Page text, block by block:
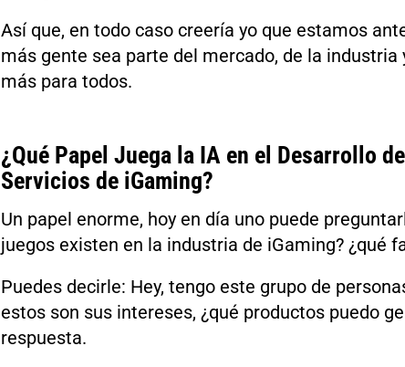
Así que, en todo caso creería yo que estamos
más gente sea parte del mercado, de la industria
más para todos.
¿Qué Papel Juega la IA en el Desarrollo
Servicios de iGaming?
Un papel enorme, hoy en día uno puede
juegos existen en la industria de iGaming? ¿qué
Puedes decirle: Hey, tengo este grupo de
estos son sus intereses, ¿qué productos puedo
respuesta.